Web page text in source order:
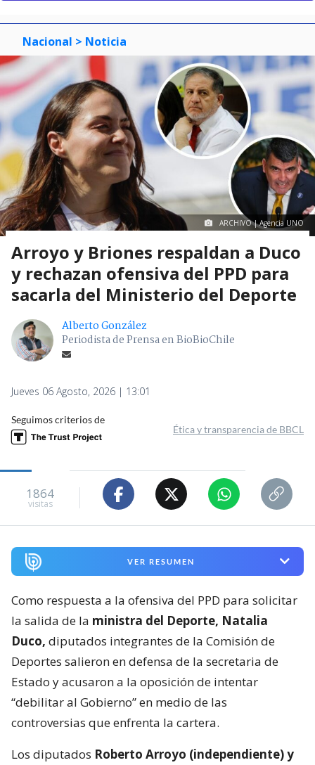
Nacional > Noticia
ARCHIVO | Agencia UNO
Arroyo y Briones respaldan a Duco
y rechazan ofensiva del PPD para
sacarla del Ministerio del Deporte
Alberto González
Periodista de Prensa en BioBioChile
Jueves 06 Agosto, 2026 | 13:01
Seguimos criterios de
Ética y transparencia de BBCL
1864
visitas
VER RESUMEN
Como respuesta a la ofensiva del PPD para solicitar
la salida de la ministra del Deporte, Natalia
Duco, diputados integrantes de la Comisión de
Deportes salieron en defensa de la secretaria de
Estado y acusaron a la oposición de intentar
“debilitar al Gobierno” en medio de las
controversias que enfrenta la cartera.
Los diputados Roberto Arroyo (independiente) y